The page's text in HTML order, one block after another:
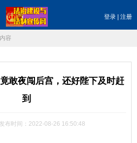
登录 注册
容
敢夜闯后宫，还好陛下及时赶
到
布时间：2022-08-26 16:50:48